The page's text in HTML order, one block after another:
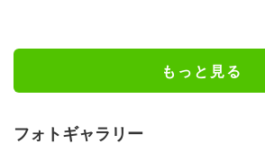
もっと見る
フォトギャラリー